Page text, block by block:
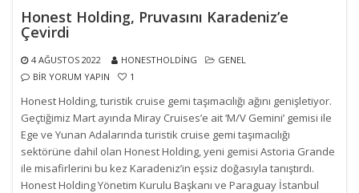
Honest Holding, Pruvasını Karadeniz’e
Çevirdi
4 AĞUSTOS 2022 HONESTHOLDING
GENEL
BIR YORUM YAPIN
1
Honest Holding, turistik cruise gemi taşımacılığı ağını genişletiyor.
Geçtiğimiz Mart ayında Miray Cruises’e ait ‘M/V Gemini’ gemisi ile
Ege ve Yunan Adalarında turistik cruise gemi taşımacılığı
sektörüne dahil olan Honest Holding, yeni gemisi Astoria Grande
ile misafirlerini bu kez Karadeniz’in eşsiz doğasıyla tanıştırdı.
Honest Holding Yönetim Kurulu Başkanı ve Paraguay İstanbul